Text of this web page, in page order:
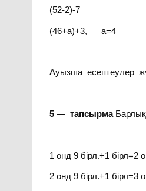
(52-2)-7
(46+а)+3, а=4
Ауызша есептеулер
5 — тапсырма
1 онд 9 бірл.+1
2 онд 9 бірл.+1 бірл=3